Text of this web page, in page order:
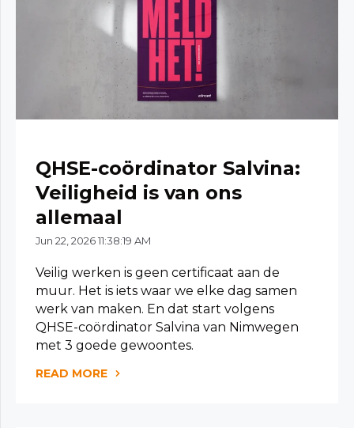
QHSE-coördinator Salvina:
Veiligheid is van ons
allemaal
Jun 22, 2026 11:38:19 AM
Veilig werken is geen certificaat aan de
muur. Het is iets waar we elke dag samen
werk van maken. En dat start volgens
QHSE-coördinator Salvina van Nimwegen
met 3 goede gewoontes.
READ MORE